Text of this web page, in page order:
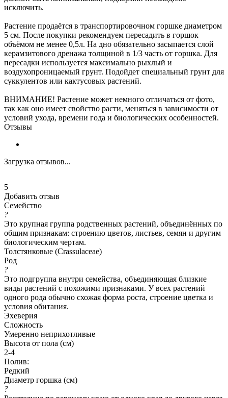
исключить.
Растение продаётся в транспортировочном горшке диаметром
5 см. После покупки рекомендуем пересадить в горшок
объёмом не менее 0,5л. На дно обязательно засыпается слой
керамзитового дренажа толщиной в 1/3 часть от горшка. Для
пересадки используется максимально рыхлый и
воздухопроницаемый грунт. Подойдет специальный грунт для
суккулентов или кактусовых растений.
ВНИМАНИЕ! Растение может немного отличаться от фото,
так как оно имеет свойство расти, меняться в зависимости от
условий ухода, времени года и биологических особенностей.
Отзывы
Загрузка отзывов...
5
Добавить отзыв
Семейство
?
Это крупная группа родственных растений, объединённых по
общим признакам: строению цветов, листьев, семян и другим
биологическим чертам.
Толстянковые (Crassulaceae)
Род
?
Это подгруппа внутри семейства, объединяющая близкие
виды растений с похожими признаками. У всех растений
одного рода обычно схожая форма роста, строение цветка и
условия обитания.
Эхеверия
Сложность
Умеренно неприхотливые
Высота от пола (см)
2-4
Полив:
Редкий
Диаметр горшка (см)
?